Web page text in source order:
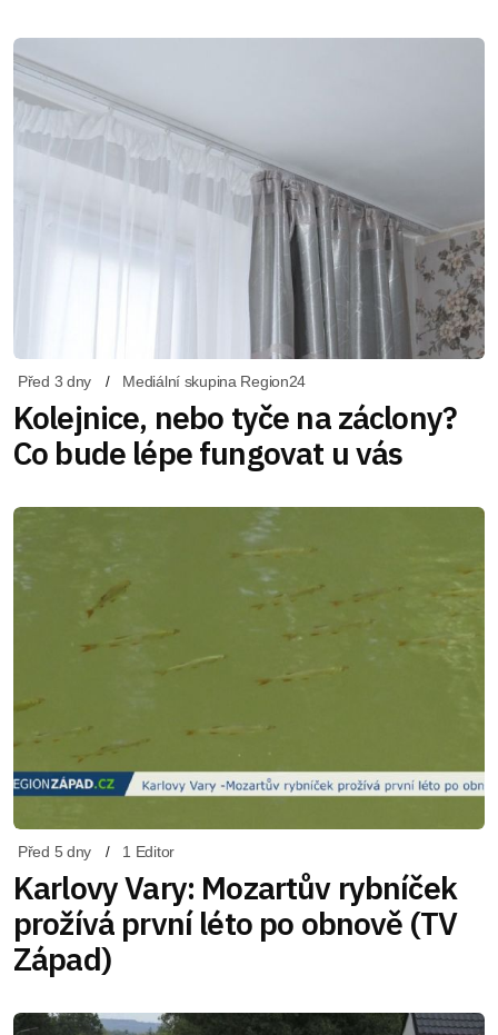
Před 3 dny Mediální skupina Region24
Kolejnice, nebo tyče na záclony?
Co bude lépe fungovat u vás
Před 5 dny 1 Editor
Karlovy Vary: Mozartův rybníček
prožívá první léto po obnově (TV
Západ)